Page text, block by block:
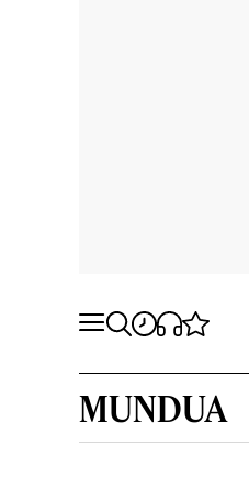
MUNDUA